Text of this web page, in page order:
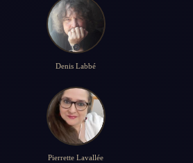
Denis Labbé
Pierrette Lavallée